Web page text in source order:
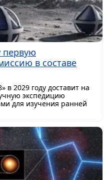
первую
в составе
в 2029 году доставит на
экспедицию
для изучения ранней